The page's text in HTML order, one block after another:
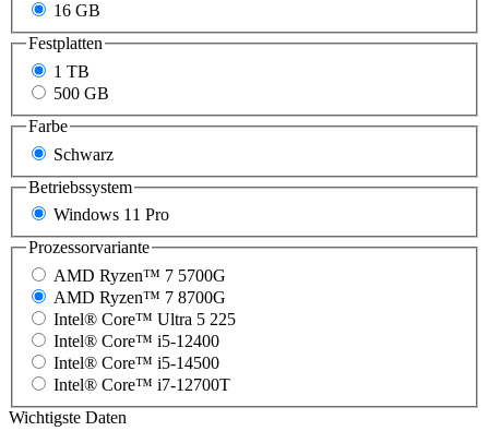
16 GB
Festplatten
1 TB
500 GB
Farbe
Schwarz
Betriebssystem
Windows 11 Pro
Prozessorvariante
AMD Ryzen™ 7 5700G
AMD Ryzen™ 7 8700G
Intel® Core™ Ultra 5 225
Intel® Core™ i5-12400
Intel® Core™ i5-14500
Intel® Core™ i7-12700T
Wichtigste Daten